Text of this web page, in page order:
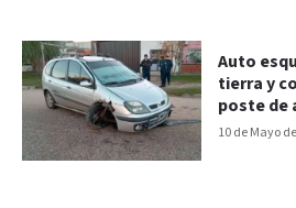
10 de Mayo
Auto
tierra y
poste de